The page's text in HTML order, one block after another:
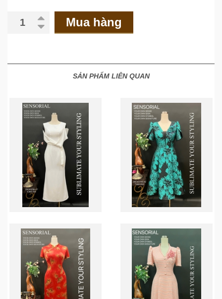
Mua hàng
SẢN PHẨM LIÊN QUAN